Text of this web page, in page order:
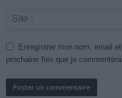
Enregistrer mon nom, email
prochaine fois que je commenterai.